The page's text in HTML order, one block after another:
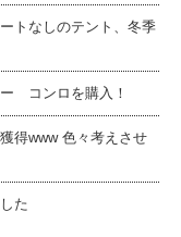
トなしのテント、冬季
コンロを購入！
得www 色々考えさせ
た